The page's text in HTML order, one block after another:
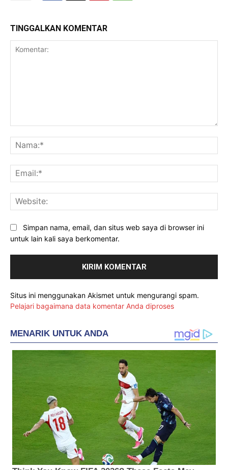
TINGGALKAN KOMENTAR
Simpan nama, email, dan situs web saya di browser ini
untuk lain kali saya berkomentar.
Situs ini menggunakan Akismet untuk mengurangi spam.
Pelajari bagaimana data komentar Anda diproses